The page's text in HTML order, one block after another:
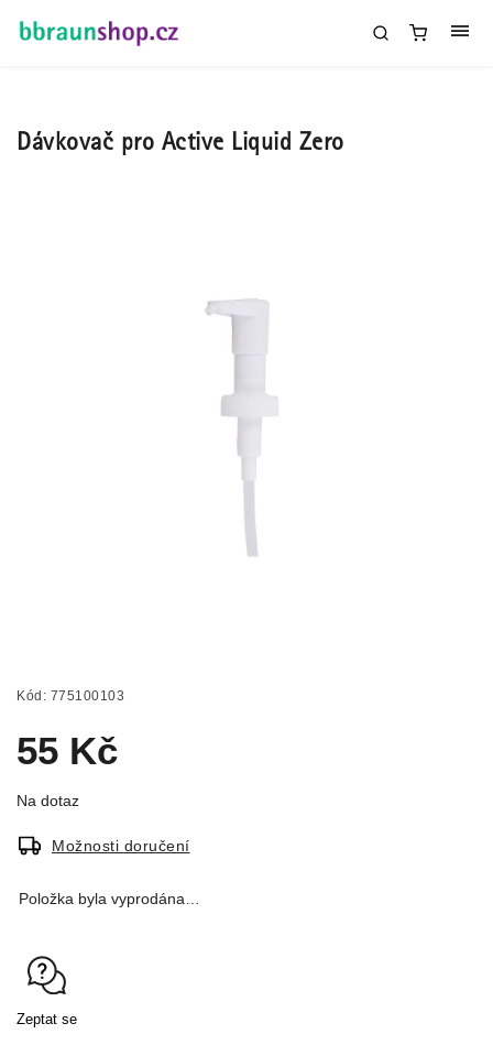
Dávkovač pro Active Liquid Zero
Kód: 775100103
55 Kč
Na dotaz
Možnosti doručení
Položka byla vyprodána…
Zeptat se